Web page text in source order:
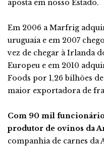
aposta em nosso Estado.
Em 2006 a Marfrig
uruguaia e em 2007
vez de chegar à Irlanda
Europeu e em 2010
Foods por 1,26 bilhões
maior exportadora de
Com 90 mil
produtor de ovinos da
companhia de carnes